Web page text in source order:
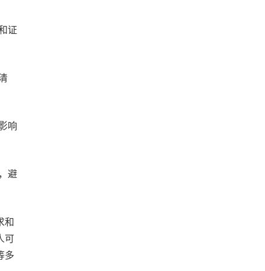
证
响
避
和
可
多